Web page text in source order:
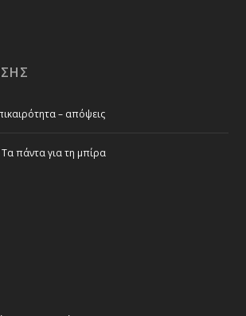
– απόψεις
πάντα για τη μπίρα